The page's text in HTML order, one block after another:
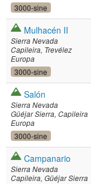
3000-sine
Mulhacén II
Sierra Nevada
Capileira Trevélez
Europa
3000-sine
Salón
Sierra Nevada
Güéjar Sierra Capileira
Europa
3000-sine
Campanario
Sierra Nevada
Capileira Güéjar Sierra